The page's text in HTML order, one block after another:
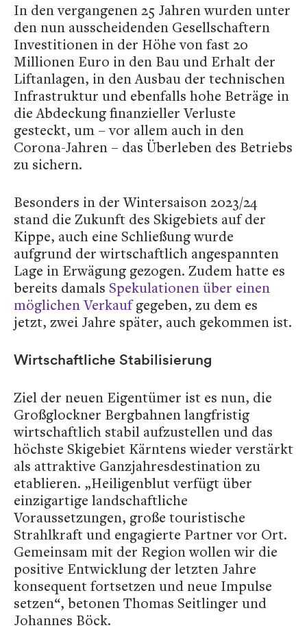
In den vergangenen 25 Jahren wurden unter
den nun ausscheidenden Gesellschaftern
Investitionen in der Höhe von fast 20
Millionen Euro in den Bau und Erhalt der
Liftanlagen, in den Ausbau der technischen
Infrastruktur und ebenfalls hohe Beträge in
die Abdeckung finanzieller Verluste
gesteckt, um – vor allem auch in den
Corona-Jahren – das Überleben des Betriebs
zu sichern.
Besonders in der Wintersaison 2023/24
stand die Zukunft des Skigebiets auf der
Kippe, auch eine Schließung wurde
aufgrund der wirtschaftlich angespannten
Lage in Erwägung gezogen. Zudem hatte es
bereits damals Spekulationen über einen
möglichen Verkaufgegeben, zu dem es
jetzt, zwei Jahre später, auch gekommen ist.
Wirtschaftliche Stabilisierung
Ziel der neuen Eigentümer ist es nun, die
Großglockner Bergbahnen langfristig
wirtschaftlich stabil aufzustellen und das
höchste Skigebiet Kärntens wieder verstärkt
als attraktive Ganzjahresdestination zu
etablieren. „Heiligenblut verfügt über
einzigartige landschaftliche
Voraussetzungen, große touristische
Strahlkraft und engagierte Partner vor Ort.
Gemeinsam mit der Region wollen wir die
positive Entwicklung der letzten Jahre
konsequent fortsetzen und neue Impulse
setzen“, betonen Thomas Seitlinger und
Johannes Böck.